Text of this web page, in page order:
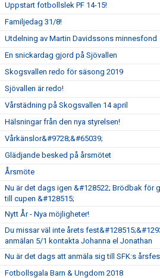
Uppstart fotbollslek PF 14-15!
Familjedag 31/8!
Utdelning av Martin Davidssons minnesfond
En snickardag gjord på Sjövallen
Skogsvallen redo för säsong 2019
Sjövallen är redo!
Vårstädning på Skogsvallen 14 april
Hälsningar från den nya styrelsen!
Vårkänslor&#9728;&#65039;
Glädjande besked på årsmötet
Årsmöte
Nu är det dags igen &#128522; Brödbak för
till cupen &#128515;
Nytt År - Nya möjligheter!
Du missar väl inte årets
anmälan 5/1 kontakta Johanna el Jonathan
Nu är det dags att anmäla sig till SFK:s
Fotbollsgala Barn & Ungdom 2018